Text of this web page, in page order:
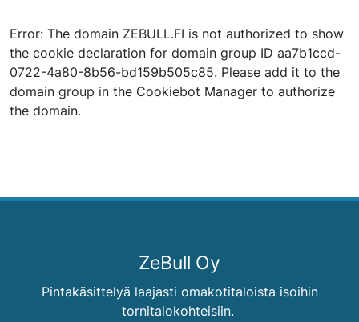
Error: The domain ZEBULL.FI is not authorized to show
the cookie declaration for domain group ID aa7b1ccd-
0722-4a80-8b56-bd159b505c85. Please add it to the
domain group in the Cookiebot Manager to authorize
the domain.
ZeBull Oy
Pintakäsittelyä laajasti omakotitaloista isoihin
tornitalokohteisiin.